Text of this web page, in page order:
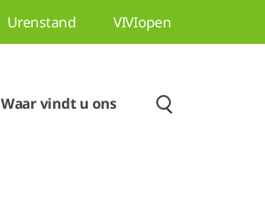
Urenstand VIVIopen
Waar vindt u ons